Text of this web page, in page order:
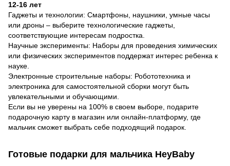
12-16 лет
Гаджеты и технологии: Смартфоны, наушники, умные часы
или дроны – выберите технологические гаджеты,
соответствующие интересам подростка.
Научные эксперименты: Наборы для проведения химических
или физических экспериментов поддержат интерес ребенка к
науке.
Электронные строительные наборы: Робототехника и
электроника для самостоятельной сборки могут быть
увлекательными и обучающими.
Если вы не уверены на 100% в своем выборе, подарите
подарочную карту в магазин или онлайн-платформу, где
мальчик сможет выбрать себе подходящий подарок.
Готовые подарки для мальчика HeyBaby